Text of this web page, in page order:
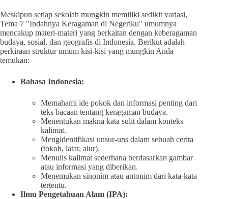
Meskipun setiap sekolah mungkin memiliki sedikit variasi,
Tema 7 "Indahnya Keragaman di Negeriku" umumnya
mencakup materi-materi yang berkaitan dengan keberagaman
budaya, sosial, dan geografis di Indonesia. Berikut adalah
perkiraan struktur umum kisi-kisi yang mungkin Anda
temukan:
Bahasa Indonesia:
Memahami ide pokok dan informasi penting dari
teks bacaan tentang keragaman budaya.
Menentukan makna kata sulit dalam konteks
kalimat.
Mengidentifikasi unsur-uns dalam sebuah cerita
(tokoh, latar, alur).
Menulis kalimat sederhana berdasarkan gambar
atau informasi yang diberikan.
Menemukan sinonim atau antonim dari kata-kata
tertentu.
Ilmu Pengetahuan Alam (IPA):